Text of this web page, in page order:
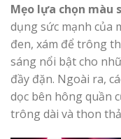
Mẹo lựa chọn màu
dụng sức mạnh của
đen, xám để trông
sáng nổi bật cho
đầy đặn. Ngoài ra,
dọc bên hông quần
trông dài và thon